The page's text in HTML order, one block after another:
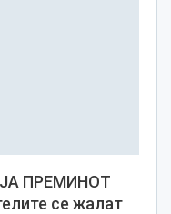
ПРЕМИНОТ
се жалат